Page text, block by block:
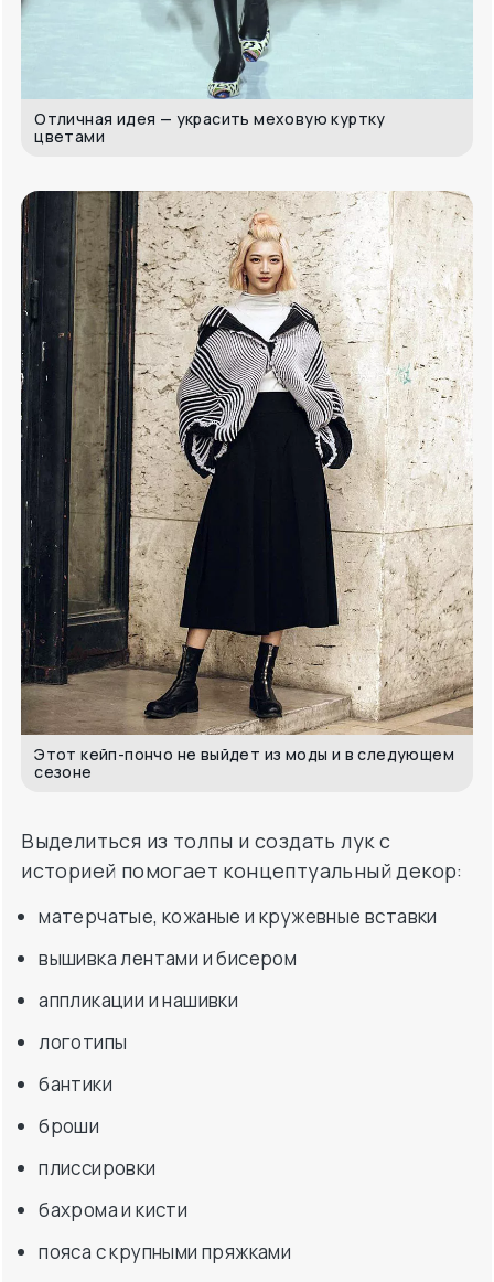
Отличная идея — украсить меховую куртку
цветами
Этот кейп-пончо не выйдет из моды и в следующем
сезоне
Выделиться из толпы и создать лук с
историей помогает концептуальный декор:
матерчатые, кожаные и кружевные вставки
вышивка лентами и бисером
аппликации и нашивки
логотипы
бантики
броши
плиссировки
бахрома и кисти
пояса с крупными пряжками